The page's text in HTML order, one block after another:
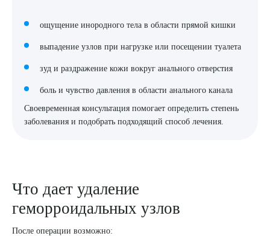
ощущение инородного тела в области прямой кишки
выпадение узлов при нагрузке или посещении туалета
зуд и раздражение кожи вокруг анального отверстия
боль и чувство давления в области анального канала
Своевременная консультация помогает определить степень
заболевания и подобрать подходящий способ лечения.
Что дает удаление
геморроидальных узлов
После операции возможно:ОТПРАВИТЬ